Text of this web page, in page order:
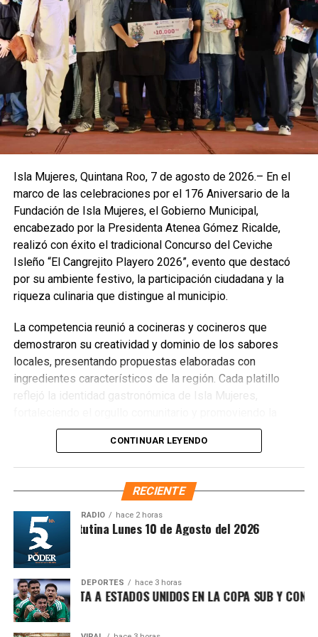
La jornada permitió promover la importancia de preservar
los recursos naturales, al tiempo que generó espacios de
convivencia y participación ciudadana. Con estas acciones,
el Gobierno Municipal reafirma su compromiso de
sumarse a las iniciativas nacionales que buscan construir
territorios más verdes, sostenibles y con mejores
condiciones para las futuras generaciones.
la reforestación es una tarea permanente que requiere la
colaboración de instituciones y ciudadanía, por lo que
continuará impulsando programas y actividades que
fortalezcan la cultura ambiental en Isla Mujeres. La
participación activa de las familias demuestra que la
protección del medio ambiente es una responsabilidad
compartida y un legado que se construye día a día.
Recibe las noticias al instante
Únete al canal oficial de WhatsApp de
Isla Mujeres, Quintana Roo, 7 de agosto de 2026.– En el
marco de las celebraciones por el 176 Aniversario de la
Fundación de Isla Mujeres, el Gobierno Municipal,
encabezado por la Presidenta Atenea Gómez Ricalde,
realizó con éxito el tradicional Concurso del Ceviche
Isleño “El Cangrejito Playero 2026”, evento que destacó
por su ambiente festivo, la participación ciudadana y la
riqueza culinaria que distingue al municipio.
La competencia reunió a cocineras y cocineros que
demostraron su creatividad y dominio de los sabores
locales, presentando propuestas elaboradas con
ingredientes característicos de la región. Cada platillo
reflejó la identidad gastronómica de Isla Mujeres,
preservación de las tradiciones culinarias que han dado
prestigio al destino.CONTINUAR LEYENDO
RECIENTE
RADIO hace 2 horas
Síntesis Matutina Lunes 10 de Agosto del 2026
DEPORTES hace 3 horas
DERROTA A ESTADOS UNIDOS EN LA COPA SUB Y